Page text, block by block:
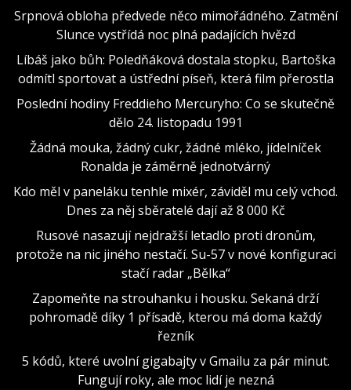
Srpnová obloha předvede něco mimořádného. Zatmění
Slunce vystřídá noc plná padajících hvězd
Líbáš jako bůh: Poledňáková dostala stopku, Bartoška
odmítl sportovat a ústřední píseň, která film přerostla
Poslední hodiny Freddieho Mercuryho: Co se skutečně
dělo 24. listopadu 1991
Žádná mouka, žádný cukr, žádné mléko, jídelníček
Ronalda je záměrně jednotvárný
Kdo měl v paneláku tenhle mixér, záviděl mu celý vchod.
Dnes za něj sběratelé dají až 8 000 Kč
Rusové nasazují nejdražší letadlo proti dronům,
protože na nic jiného nestačí. Su-57 v nové konfiguraci
stačí radar „Bělka“
Zapomeňte na strouhanku i housku. Sekaná drží
pohromadě díky 1 přísadě, kterou má doma každý
řezník
5 kódů, které uvolní gigabajty v Gmailu za pár minut.
Fungují roky, ale moc lidí je nezná